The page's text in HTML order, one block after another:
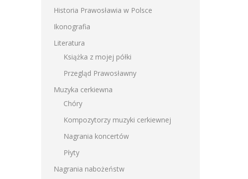
Historia Prawosławia w Polsce
Ikonografia
Literatura
Książka z mojej półki
Przegląd Prawosławny
Muzyka cerkiewna
Chóry
Kompozytorzy muzyki cerkiewnej
Nagrania koncertów
Płyty
Nagrania nabożeństw